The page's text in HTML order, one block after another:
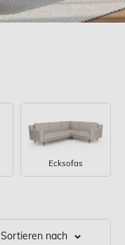
Ecksofas
Sortieren nach